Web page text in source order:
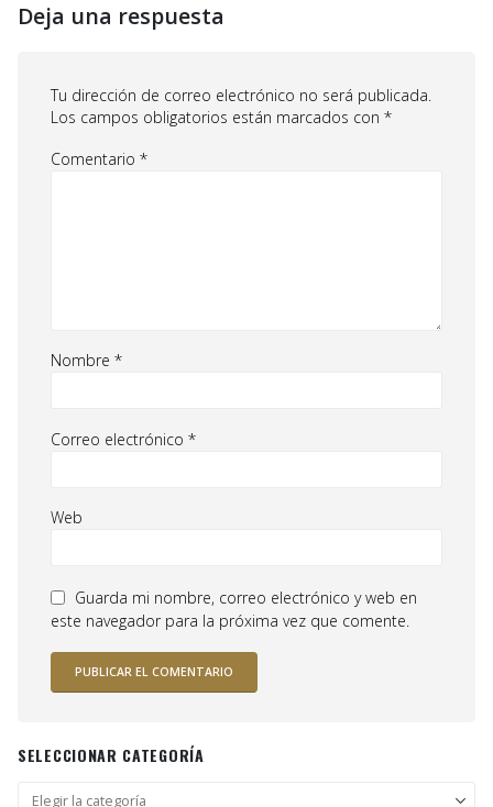
Deja una respuesta
Tu dirección de correo electrónico no será publicada.
Los campos obligatorios están marcados con *
Comentario *
Nombre *
Correo electrónico *
Web
Guarda mi nombre, correo electrónico y web en
este navegador para la próxima vez que comente.
SELECCIONAR CATEGORÍA
Seleccionar